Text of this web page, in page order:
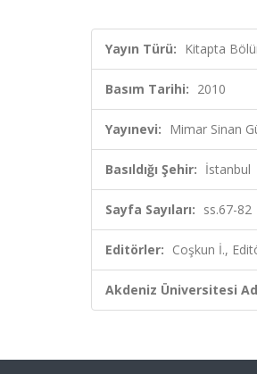
Yayın Türü: Kitapta
Basım Tarihi: 2010
Yayınevi: Mimar Sinan
Basıldığı Şehir: İstanbul
Sayfa Sayıları: ss.67-82
Editörler: Coşkun İ.,
Akdeniz Üniversitesi